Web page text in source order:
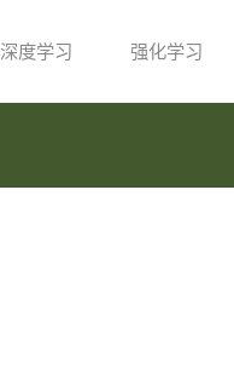
深度学习 强化学习